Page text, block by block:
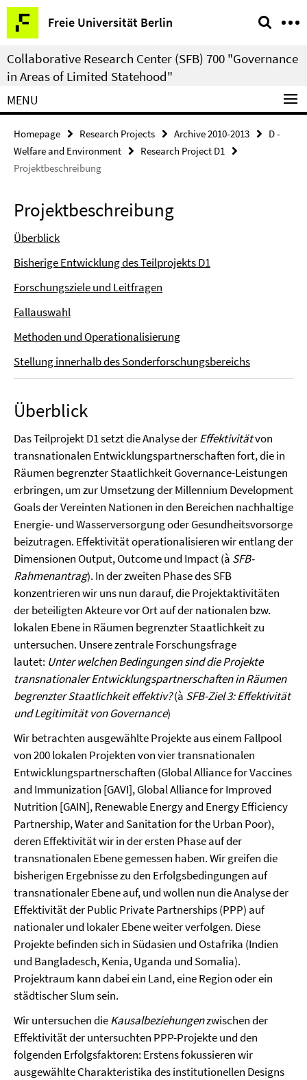
Springe
direkt
zu
Inhalt
Freie Universität Berlin
Service
Navigation
Collaborative Research Center (SFB) 700 "Governance
in Areas of Limited Statehood"
MENU
Homepage Research Projects Archive 2010-2013
D -
Welfare and Environment
Research Project D1
Projektbeschreibung
Projektbeschreibung
Überblick
Bisherige Entwicklung des Teilprojekts D1
Forschungsziele und Leitfragen
Fallauswahl
Methoden und Operationalisierung
Stellung innerhalb des Sonderforschungsbereichs
Überblick
Das Teilprojekt D1 setzt die Analyse derEffektivitätvon
transnationalen Entwicklungspartnerschaften fort, die in
Räumen begrenzter Staatlichkeit Governance-Leistungen
erbringen, um zur Umsetzung der Millennium Development
Goals der Vereinten Nationen in den Bereichen nachhaltige
Energie- und Wasserversorgung oder Gesundheitsvorsorge
beizutragen. Effektivität operationalisieren wir entlang der
Dimensionen Output, Outcome und Impact (à SFB-
Rahmenantrag). In der zweiten Phase des SFB
konzentrieren wir uns nun darauf, die Projektaktivitäten
der beteiligten Akteure vor Ort auf der nationalen bzw.
lokalen Ebene in Räumen begrenzter Staatlichkeit zu
untersuchen. Unsere zentrale Forschungsfrage
lautet: Unter welchen Bedingungen sind die Projekte
transnationaler Entwicklungspartnerschaften in Räumen
begrenzter Staatlichkeit effektiv?(à SFB-Ziel 3: Effektivität
und Legitimität von Governance)
Wir betrachten ausgewählte Projekte aus einem Fallpool
von 200 lokalen Projekten von vier transnationalen
Entwicklungspartnerschaften (Global Alliance for Vaccines
and Immunization [GAVI], Global Alliance for Improved
Nutrition [GAIN], Renewable Energy and Energy Efficiency
Partnership, Water and Sanitation for the Urban Poor),
deren Effektivität wir in der ersten Phase auf der
transnationalen Ebene gemessen haben. Wir greifen die
bisherigen Ergebnisse zu den Erfolgsbedingungen auf
transnationaler Ebene auf, und wollen nun die Analyse der
Effektivität der Public Private Partnerships (PPP) auf
nationaler und lokaler Ebene weiter verfolgen. Diese
Projekte befinden sich in Südasien und Ostafrika (Indien
und Bangladesch, Kenia, Uganda und Somalia).
Projektraum kann dabei ein Land, eine Region oder ein
städtischer Slum sein.
Wir untersuchen dieKausalbeziehungenzwischen der
Effektivität der untersuchten PPP-Projekte und den
folgenden Erfolgsfaktoren: Erstens fokussieren wir
ausgewählte Charakteristika des institutionellen Designs